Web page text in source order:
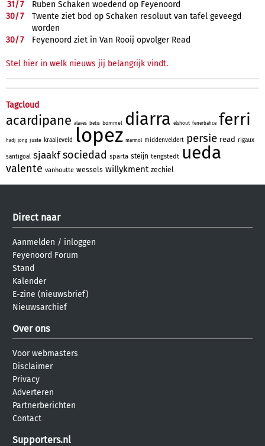
31/7
Ruben Schaken woedend op Feyenoord
30/7
Twente ziet bod op Schaken resoluut van tafel geveegd
worden
30/7 Feyenoord ziet in Van Rooij opvolger Read
Stel hier in welk nieuws jij belangrijk vindt.
Tagcloud
acardipane alaves betis bommel diarra elshout fenerbahce ferri
hadj jong juste kraaijeveld lopez marmol middenveldert persie read rigaux
santigoal sjaakfsociedad sparta steijn tengstedt ueda
valente vanhoutte wessels willykment zechiel
Direct naar
Aanmelden / inloggen
Feyenoord Forum
Stand
Kalender
E-zine (nieuwsbrief)
Nieuwsarchief
Over ons
Voor webmasters
Disclaimer
Privacy
Adverteren
Partnerberichten
Contact
Supporters.nl